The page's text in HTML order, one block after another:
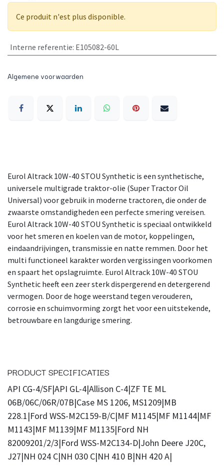
Ce produit n'est plus disponible.
Interne referentie: E105082-60L
Algemene voorwaarden
Eurol Altrack 10W-40 STOU Synthetic is een synthetische,
universele multigrade traktor-olie (Super Tractor Oil
Universal) voor gebruik in moderne tractoren, die onder de
zwaarste omstandigheden een perfecte smering vereisen.
Eurol Altrack 10W-40 STOU Synthetic is speciaal ontwikkeld
voor het smeren en koelen van de motor, koppelingen,
eindaandrijvingen, transmissie en natte remmen. Door het
multi functioneel karakter worden vergissingen voorkomen
en spaart het opslagruimte. Eurol Altrack 10W-40 STOU
Synthetic heeft een zeer sterk dispergerend en detergerend
vermogen. Door de hoge weerstand tegen verouderen,
corrosie en schuimvorming zorgt het voor een uitstekende,
betrouwbare en langdurige smering.
PRODUCT SPECIFICATIES
API CG-4/SF|API GL-4|Allison C-4|ZF TE ML
06B/06C/06R/07B|Case MS 1206, MS1209|MB
228.1|Ford WSS-M2C159-B/C|MF M1145|MF M1144|MF
M1143|MF M1139|MF M1135|Ford NH
82009201/2/3|Ford WSS-M2C134-D|John Deere J20C,
J27|NH 024 C|NH 030 C|NH 410 B|NH 420 A|